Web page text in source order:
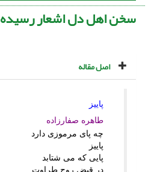
سخن اهل دل اشعار رسیده
اصل مقاله
پاییز
طاهره صفارزاده
چه پاى مرموزى دارد
پاییز
پایى که مى شتابد
در قبض روح طراوت